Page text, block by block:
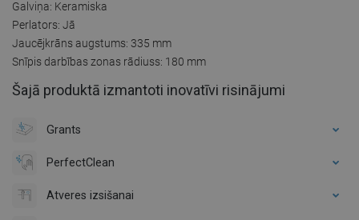
Galviņa: Keramiska
Perlators: Jā
Jaucējkrāns augstums: 335 mm
Snīpis darbības zonas rādiuss: 180 mm
Šajā produktā izmantoti inovatīvi risinājumi
Grants
PerfectClean
Atveres izsišanai